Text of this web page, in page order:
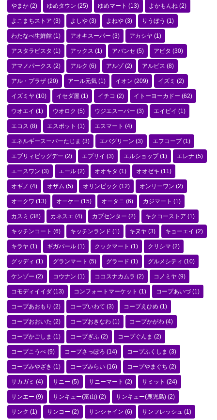
やまか (2) ゆめタウン (25) ゆめマート (13) よかもんね (2)
よこまちストア (3) よしや (3) よねや (3) りうぼう (1)
わたなべ生鮮館 (1) アオキスーパー (3) アカシヤ (1)
アスタラビスタ (1) アックス (1) アバンセ (5) アピタ (30)
アマノパークス (2) アルク (6) アルゾ(2) アルビス (8)
アル・プラザ (20) アール元気 (1) イオン (209) イズミ (2)
イズミヤ (10) イセダ屋 (1) イチコ (2) イトーヨーカドー (62)
ウオエイ (1) ウオロク (5) ウジエスーパー (3) エイビイ (1)
エコス (8) エスポット (1) エスマート (4)
エネルギースーパーたじま (3) エバグリーン (3) エフコープ(1)
エブリィビッグデー (2) エブリイ (3) エルショップ(1) エレナ (5)
エースワン (3) エール (2) オオキタ (1) オオゼキ (11)
オギノ (4) オザム (5) オリンピック (12) オンリーワン (2)
オークワ (13) オーケー (15) オータニ (6) カジマート (1)
カスミ (38) カネスエ (4) カブセンター (2) キクコーストア (1)
キッチンコート (6) キッチンランド (1) キヌヤ (3) キョーエイ (2)
キラヤ (1) ギガパール (1) クックマート (1) クリシマ (2)
グッディ (1) グランマート (5) グラード (1) グルメシティ (10)
ケンゾー (2) コウナン (1) ココスナカムラ (2) コノミヤ (9)
コモディイイダ (13) コンフォートマーケット (1) コープあいづ(1)
コープあおもり (2) コープいわて (3) コープえひめ (1)
コープおおいた (2) コープおきなわ (1) コープかがわ (4)
コープかごしま (1) コープぎふ (2) コープぐんま (2)
コープこうべ (9) コープさっぽろ (14) コープふくしま (3)
コープみやざき (1) コープみらい (16) コープやまぐち (2)
サカガミ (4) サニー (5) サニーマート (2) サミット (24)
サンエー (9) サンキュー(富山) (2) サンキュー(鹿児島) (2)
サンク (1) サンコー (2) サンシャイン (6) サンフレッシュ (1)